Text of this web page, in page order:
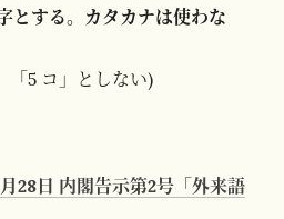
とする。カタカナは使わな
「5 コ」としない)
28日 内閣告示第2号「外来語